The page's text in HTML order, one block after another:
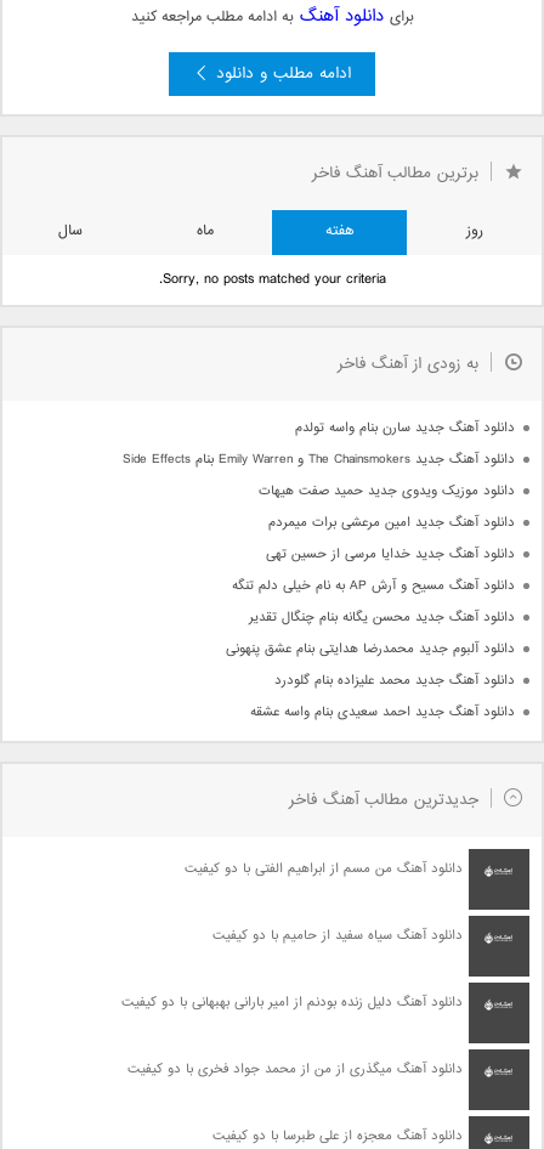
برای دانلود آهنگ به ادامه مطلب مراجعه کنید
ادامه مطلب و دانلود
برترین مطالب آهنگ فاخر
روز هفته ماه
سال
Sorry, no posts matched your criteria.
به زودی از آهنگ فاخر
دانلود آهنگ جدید سارن بنام واسه تولدم
دانلود آهنگ جدید The Chainsmokers و Emily Warren بنام Side Effects
دانلود موزیک ویدوی جدید حمید صفت هیهات
دانلود آهنگ جدید امین مرعشی برات میمردم
دانلود آهنگ جدید خدایا مرسی از حسین تهی
دانلود آهنگ مسیح و آرش AP به نام خیلی دلم تنگه
دانلود آهنگ جدید محسن یگانه بنام چنگال تقدیر
دانلود آلبوم جدید محمدرضا هدایتی بنام عشق پنهونی
دانلود آهنگ جدید محمد علیزاده بنام گلودرد
دانلود آهنگ جدید احمد سعیدی بنام واسه عشقه
جدیدترین مطالب آهنگ فاخر
دانلود آهنگ من مسم از ابراهیم الفتی با دو کیفیت
دانلود آهنگ سیاه سفید از حامیم با دو کیفیت
دانلود آهنگ دلیل زنده بودنم از امیر بارانی بهبهانی با دو کیفیت
دانلود آهنگ میگذری از من از محمد جواد فخری با دو کیفیت
دانلود آهنگ معجزه از علی طبرسا با دو کیفیت